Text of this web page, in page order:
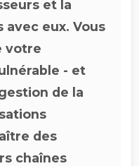
et la
eux. Vous
votre
- et
de la
des
chaînes